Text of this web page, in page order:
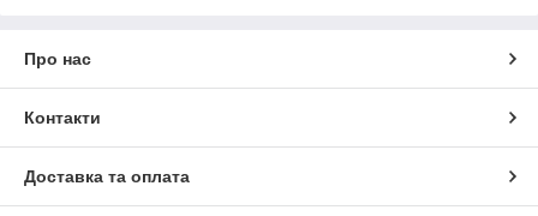
Про нас
Контакти
Доставка та оплата